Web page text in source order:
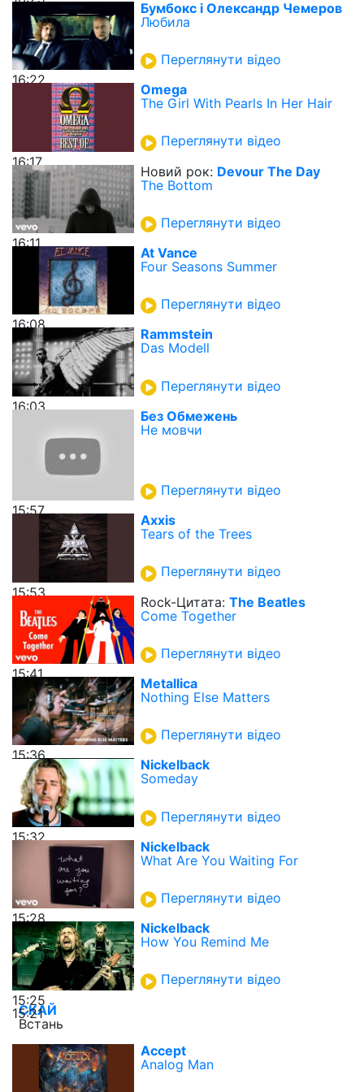
16:22
Бумбокс і Олександр Чемеров
Любила
Переглянути відео
16:17
Omega
The Girl With Pearls In Her Hair
Переглянути відео
16:11
Новий рок: Devour The Day
The Bottom
Переглянути відео
16:08
At Vance
Four Seasons Summer
Переглянути відео
16:03
Rammstein
Das Modell
Переглянути відео
15:57
Без Обмежень
Не мовчи
Переглянути відео
15:53
Axxis
Tears of the Trees
Переглянути відео
15:41
Rock-Цитата: The Beatles
Come Together
Переглянути відео
15:36
Metallica
Nothing Else Matters
Переглянути відео
15:32
Nickelback
Someday
Переглянути відео
15:28
Nickelback
What Are You Waiting For
Переглянути відео
15:25
Nickelback
How You Remind Me
Переглянути відео
15:21
СКАЙ
Встань
Accept
Analog Man